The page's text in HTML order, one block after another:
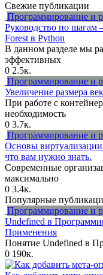
Свежие публикации
Программирование и
Руководство по шагам
Forest в Python
В данном разделе мы
эффективных
0 2.5к.
Программирование и
Увеличение размера
При работе с
необходимость
0 3.7к.
Программирование и
Основы
что вам нужно знать.
Современные
максимально
0 3.4к.
Популярные
Программирование и
Undefined в
Применения
Понятие Undefined в
0 190к.